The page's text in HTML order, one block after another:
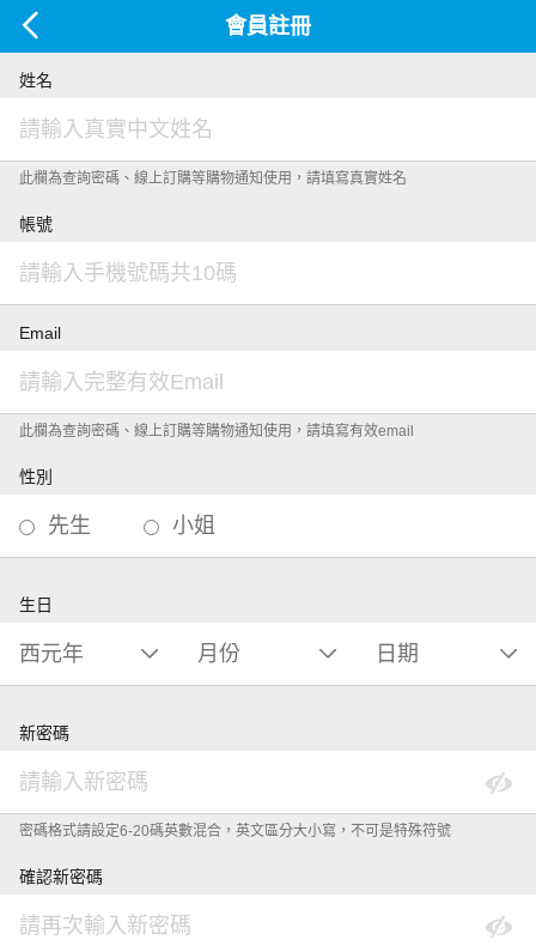
會員註冊
姓名
此欄為查詢密碼、線上訂購等購物通知使用，請填寫真實姓名
帳號
Email
此欄為查詢密碼、線上訂購等購物通知使用，請填寫有效email
性別
先生 小姐
生日
新密碼
密碼格式請設定6-20碼英數混合，英文區分大小寫，不可是特殊符號
確認新密碼